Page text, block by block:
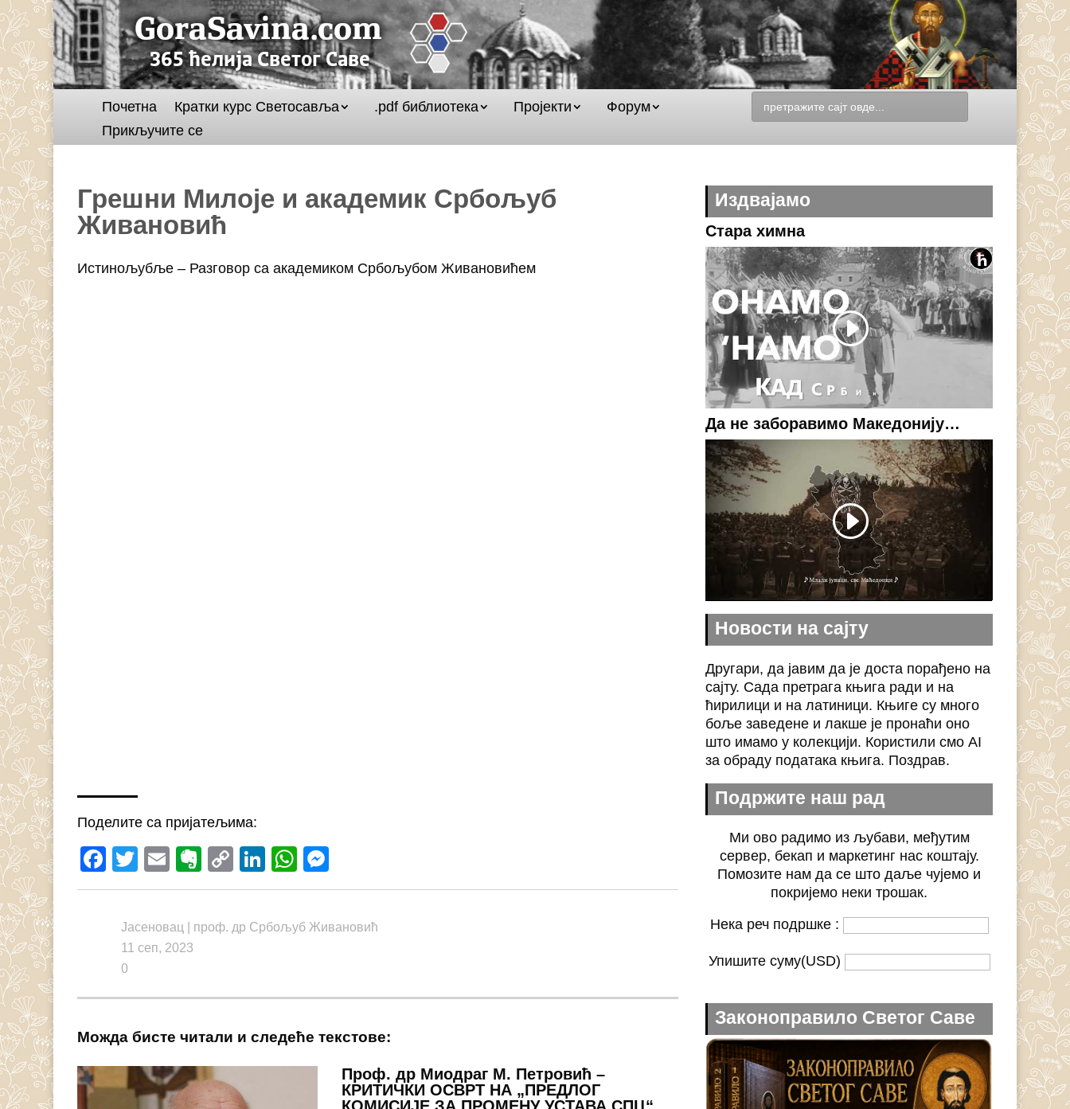
Почетна Кратки курс Светосавља .pdf библиотека Пројекти
Форум
Прикључите се
Грешни Милоје и академик Србољуб
Живановић
Истинољубље – Разговор са академиком Србољубом Живановићем
Поделите са пријатељима:
Facebook
Twitter
EmailEvernote
Copy
Link
LinkedIn
WhatsApp
Јасеновац
проф. др Србољуб Живановић
11 сеп, 2023
0
Можда бисте читали и следеће текстове:
Проф. др Миодраг М. Петровић –
КРИТИЧКИ ОСВРТ НА „ПРЕДЛОГ
Издвајамо
Стара химна
Да не заборавимо Македонију…
Новости на сајту
Другари, да јавим да је доста порађено на
сајту. Сада претрага књига ради и на
ћирилици и на латиници. Књиге су много
боље заведене и лакше је пронаћи оно
што имамо у колекцији. Користили смо AI
за обраду података књига. Поздрав.
Подржите наш рад
Ми ово радимо из љубави, међутим
сервер, бекап и маркетинг нас коштају.
Помозите нам да се што даље чујемо и
покријемо неки трошак.
Нека реч подршке :
Упишите суму(USD)
Законоправило Светог Саве